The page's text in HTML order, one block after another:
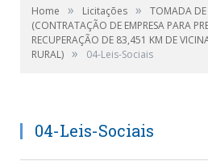
Home » Licitações »
TOMADA
(CONTRATAÇÃO DE EMPRESA PARA
RECUPERAÇÃO DE 83,451 KM DE
RURAL) » 04-Leis-Sociais
04-Leis-Sociais